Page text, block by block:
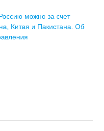
можно за счет
Китая и Пакистана. Об